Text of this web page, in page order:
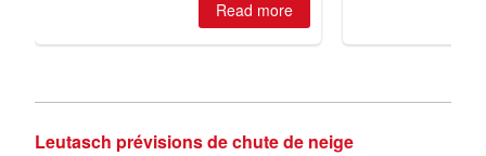
Leutasch prévisions de chute de neige